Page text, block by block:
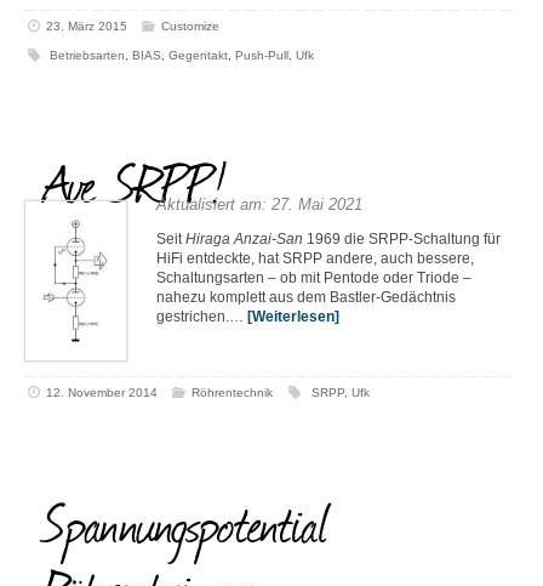
23. März 2015 Customize
Betriebsarten ,BIAS ,Gegentakt ,Push-Pull ,Ufk
Ave SRPP!Aktualisiert am: 27. Mai 2021
SeitHiraga Anzai-San 1969 die SRPP-Schaltung für
HiFi entdeckte, hat SRPP andere, auch bessere,
Schaltungsarten – ob mit Pentode oder Triode –
nahezu komplett aus dem Bastler-Gedächtnis
gestrichen.… [Weiterlesen]
12. November 2014 Röhrentechnik SRPP, Ufk
Spannungspotential